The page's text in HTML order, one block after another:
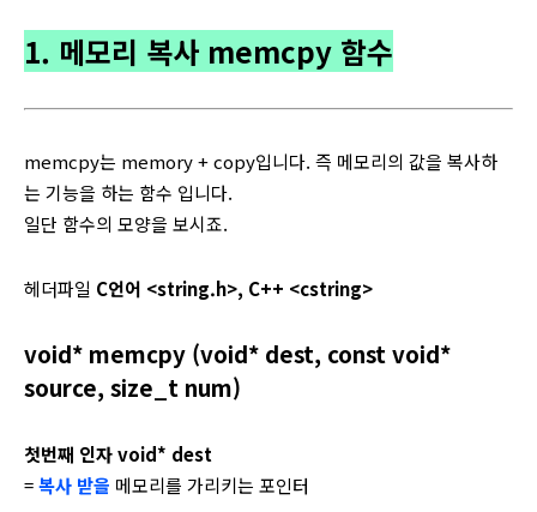
1. 메모리 복사 memcpy 함수
memcpy는 memory + copy입니다. 즉 메모리의 값을 복사하
는 기능을 하는 함수 입니다.
일단 함수의 모양을 보시죠.
헤더파일 C언어 <string.h>, C++ <cstring>
void* memcpy (void* dest, const void*
source, size_t num)
첫번째 인자 void* dest
=복사 받을 메모리를 가리키는 포인터